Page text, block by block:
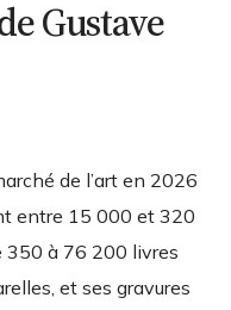
Gustave
de l’art en 2026
entre 15 000 et 320
350 à 76 200 livres
et ses gravures